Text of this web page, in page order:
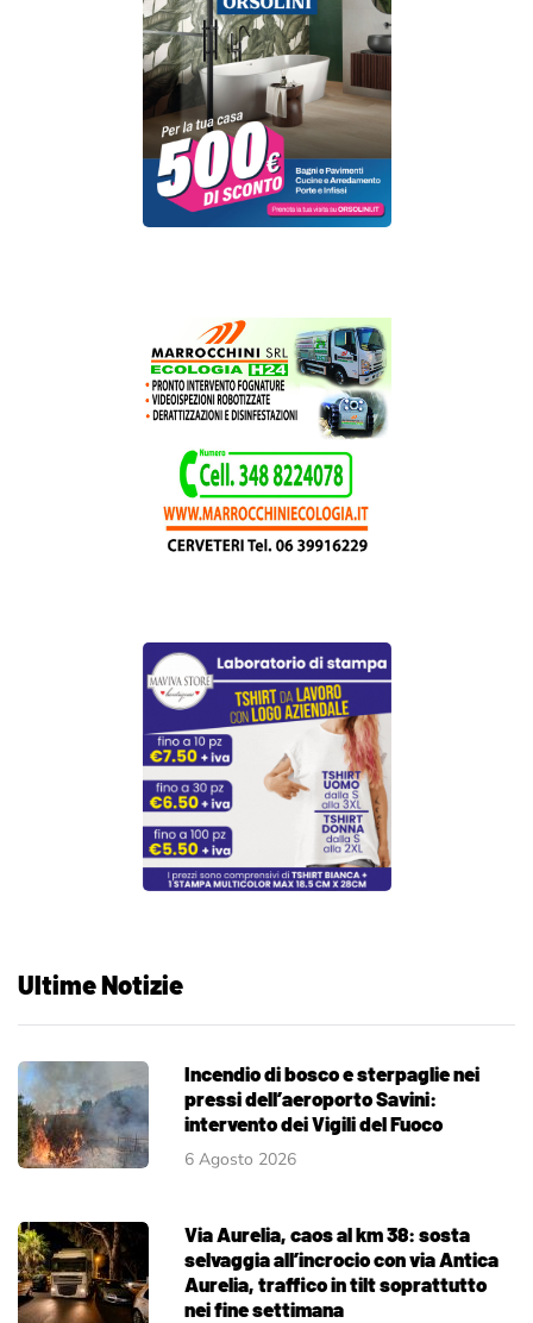
Ultime Notizie
Incendio di bosco e sterpaglie nei
pressi dell’aeroporto Savini:
intervento dei Vigili del Fuoco
6 Agosto 2026
Via Aurelia, caos al km 38: sosta
selvaggia all’incrocio con via Antica
Aurelia, traffico in tilt soprattutto
nei fine settimana